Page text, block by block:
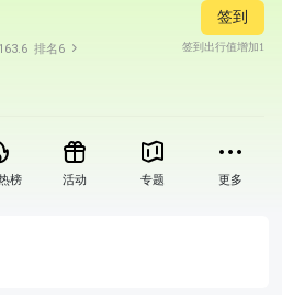
排名6
签到
签到出行值增加1
榜 活动 专题 更多